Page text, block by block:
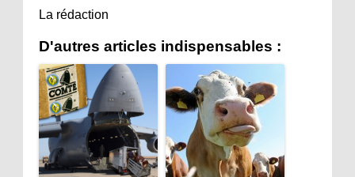
La rédaction
D'autres articles indispensables :